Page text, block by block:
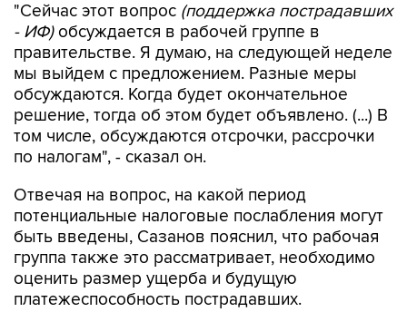
"Сейчас этот вопрос (поддержка пострадавших
- ИФ)обсуждается в рабочей группе в
правительстве. Я думаю, на следующей неделе
мы выйдем с предложением. Разные меры
обсуждаются. Когда будет окончательное
решение, тогда об этом будет объявлено. (...) В
том числе, обсуждаются отсрочки, рассрочки
по налогам", - сказал он.
Отвечая на вопрос, на какой период
потенциальные налоговые послабления могут
быть введены, Сазанов пояснил, что рабочая
группа также это рассматривает, необходимо
оценить размер ущерба и будущую
платежеспособность пострадавших.